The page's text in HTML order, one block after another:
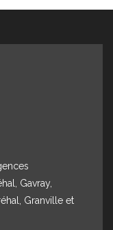
Gavray,
Granville et